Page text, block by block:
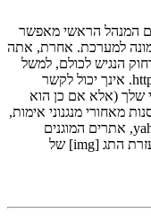
אם המנהל הראשי מאפשר
למערכת. אחרת, אתה
הנגיש לכולם, למשל
http://www.example.com/my-picture.gif. אינך יכול לקשר
שלך (אלא אם כן הוא
מאחורי מנגנוני אימות,
למשל תיבות הדואר של hotmail או yahoo, אתרים המוגנים
בססמה, וכד'. כדי להציג את התמונה בעזרת התג [img] של